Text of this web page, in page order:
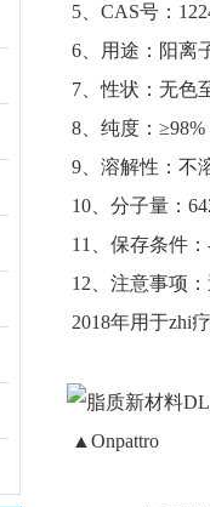
5、CAS号：
6、用途：阳
7、性状：无色
8、纯度：≥98%
9、溶解性：不
10、分子量：
11、保存条件
12、注意事项
2018年用于zhi
▲Onpattro